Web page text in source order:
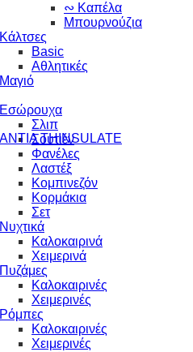
∾ Καπέλα
Μπουρνούζια
Κάλτσες
Basic
Αθλητικές
Μαγιό
Εσώρουχα
Σλιπ
Σουτιέν
Φανέλες
Λαστέξ
Κομπινεζόν
Κορμάκια
Σετ
Νυχτικά
Καλοκαιρινά
Χειμερινά
Πυζάμες
Καλοκαιρινές
Χειμερινές
Ρόμπες
Καλοκαιρινές
Χειμερινές